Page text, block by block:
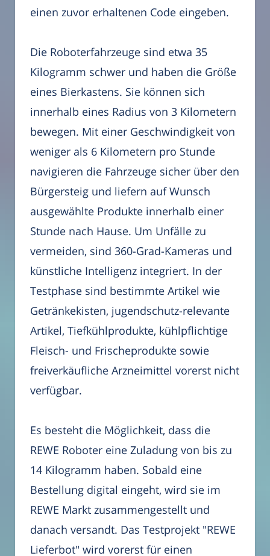
einen zuvor erhaltenen Code eingeben.
Die Roboterfahrzeuge sind etwa 35
Kilogramm schwer und haben die Größe
eines Bierkastens. Sie können sich
innerhalb eines Radius von 3 Kilometern
bewegen. Mit einer Geschwindigkeit von
weniger als 6 Kilometern pro Stunde
navigieren die Fahrzeuge sicher über den
Bürgersteig und liefern auf Wunsch
ausgewählte Produkte innerhalb einer
Stunde nach Hause. Um Unfälle zu
vermeiden, sind 360-Grad-Kameras und
künstliche Intelligenz integriert. In der
Testphase sind bestimmte Artikel wie
Getränkekisten, jugendschutz-relevante
Artikel, Tiefkühlprodukte, kühlpflichtige
Fleisch- und Frischeprodukte sowie
freiverkäufliche Arzneimittel vorerst nicht
verfügbar.
Es besteht die Möglichkeit, dass die
REWE Roboter eine Zuladung von bis zu
14 Kilogramm haben. Sobald eine
Bestellung digital eingeht, wird sie im
REWE Markt zusammengestellt und
danach versandt. Das Testprojekt "REWE
Lieferbot" wird vorerst für einen